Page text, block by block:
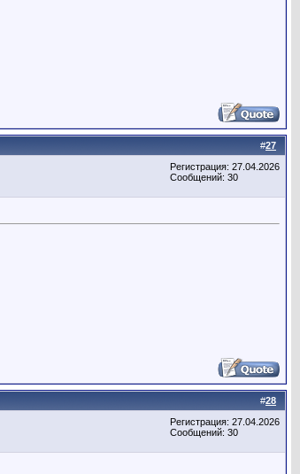
#27
Регистрация: 27.04.2026
Сообщений: 30
#28
Регистрация: 27.04.2026
Сообщений: 30